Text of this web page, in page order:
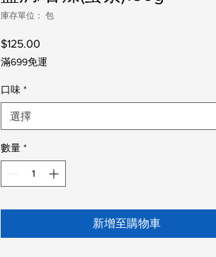
庫存單位： 包
$125.00
格
滿699免運
口味 *
選擇
數量 *
新增至購物車